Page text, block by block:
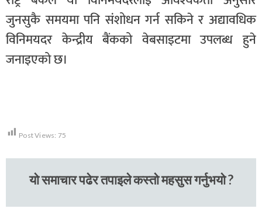
जुनसुकै समयमा पनि संशोधन गर्न सकिने र अद्यावधिक
विनिमयदर केन्द्रीय बैंकको वेबसाइटमा उपलब्ध हुने
जनाइएको छ।
Post Views: 75
यो समाचार पढेर तपाइले कस्तो महसुस गर्नुभयो ?